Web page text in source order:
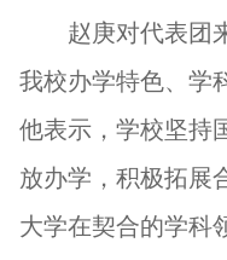
赵庚对代表团
我校办学特色、学
他表示，学校坚持
放办学，积极拓展
大学在契合的学科